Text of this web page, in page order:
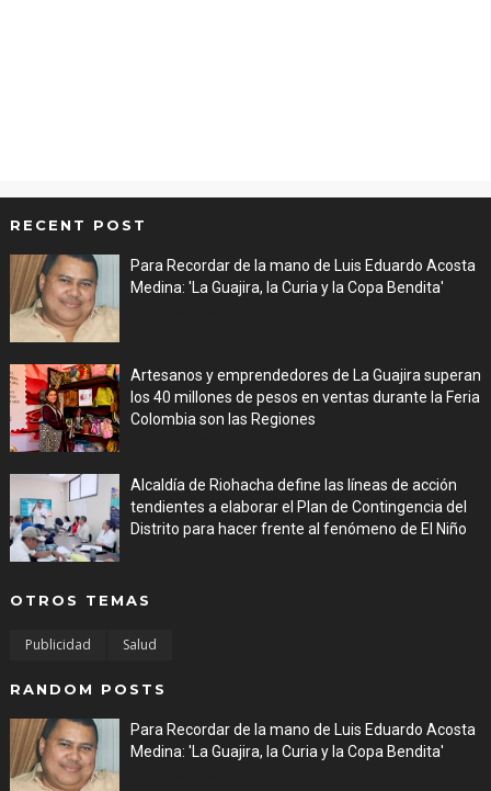
RECENT POST
Para Recordar de la mano de Luis Eduardo Acosta
Medina: 'La Guajira, la Curia y la Copa Bendita'
Artesanos y emprendedores de La Guajira superan
los 40 millones de pesos en ventas durante la Feria
Colombia son las Regiones
Alcaldía de Riohacha define las líneas de acción
tendientes a elaborar el Plan de Contingencia del
Distrito para hacer frente al fenómeno de El Niño
OTROS TEMAS
Publicidad Salud
RANDOM POSTS
Para Recordar de la mano de Luis Eduardo Acosta
Medina: 'La Guajira, la Curia y la Copa Bendita'